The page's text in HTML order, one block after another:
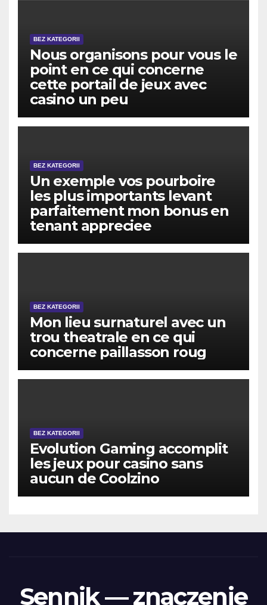
BEZ KATEGORII
Nous organisons pour vous le
point en ce qui concerne
cette portail de jeux avec
casino un peu
BEZ KATEGORII
Un exemple vos pourboire
les plus importants levant
parfaitement mon bonus en
tenant appreciee
BEZ KATEGORII
Mon lieu surnaturel avec un
trou theatrale en ce qui
concerne paillasson roug
BEZ KATEGORII
Evolution Gaming accomplit
les jeux pour casino sans
aucun de Coolzino
Sennik — znaczenie